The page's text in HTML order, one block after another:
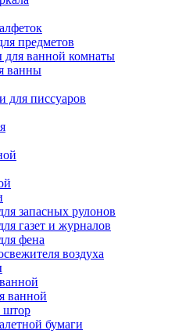
предметов
для ванной комнаты
ванны
для писсуаров
запасных рулонов
газет и журналов
фена
воздуха
ванной
штор
бумаги